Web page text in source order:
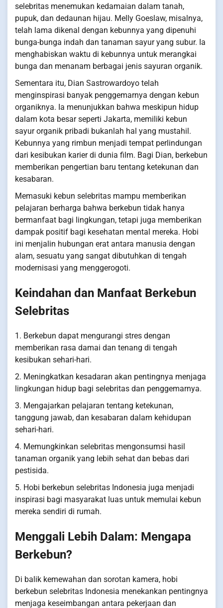
selebritas menemukan kedamaian dalam tanah,
pupuk, dan dedaunan hijau. Melly Goeslaw, misalnya,
telah lama dikenal dengan kebunnya yang dipenuhi
bunga-bunga indah dan tanaman sayur yang subur. Ia
menghabiskan waktu di kebunnya untuk merangkai
bunga dan menanam berbagai jenis sayuran organik.
Sementara itu, Dian Sastrowardoyo telah
menginspirasi banyak penggemarnya dengan kebun
organiknya. Ia menunjukkan bahwa meskipun hidup
dalam kota besar seperti Jakarta, memiliki kebun
sayur organik pribadi bukanlah hal yang mustahil.
Kebunnya yang rimbun menjadi tempat perlindungan
dari kesibukan karier di dunia film. Bagi Dian, berkebun
memberikan pengertian baru tentang ketekunan dan
kesabaran.
Memasuki kebun selebritas mampu memberikan
pelajaran berharga bahwa berkebun tidak hanya
bermanfaat bagi lingkungan, tetapi juga memberikan
dampak positif bagi kesehatan mental mereka. Hobi
ini menjalin hubungan erat antara manusia dengan
alam, sesuatu yang sangat dibutuhkan di tengah
modernisasi yang menggerogoti.
Keindahan dan Manfaat Berkebun
Selebritas
1. Berkebun dapat mengurangi stres dengan
memberikan rasa damai dan tenang di tengah
kesibukan sehari-hari.
2. Meningkatkan kesadaran akan pentingnya menjaga
lingkungan hidup bagi selebritas dan penggemarnya.
3. Mengajarkan pelajaran tentang ketekunan,
tanggung jawab, dan kesabaran dalam kehidupan
sehari-hari.
4. Memungkinkan selebritas mengonsumsi hasil
tanaman organik yang lebih sehat dan bebas dari
pestisida.
5. Hobi berkebun selebritas Indonesia juga menjadi
inspirasi bagi masyarakat luas untuk memulai kebun
mereka sendiri di rumah.
Menggali Lebih Dalam: Mengapa
Berkebun?
Di balik kemewahan dan sorotan kamera, hobi
berkebun selebritas Indonesia menekankan pentingnya
menjaga keseimbangan antara pekerjaan dan